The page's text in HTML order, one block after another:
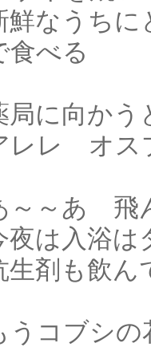
鮮なうちに
食べる
局に向かう
レレ オス
～～あ 飛
夜は入浴は
生剤も飲ん
うコブシ